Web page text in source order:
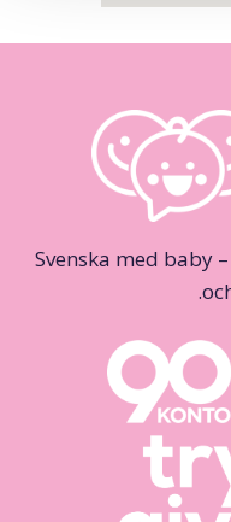
Svenska med baby